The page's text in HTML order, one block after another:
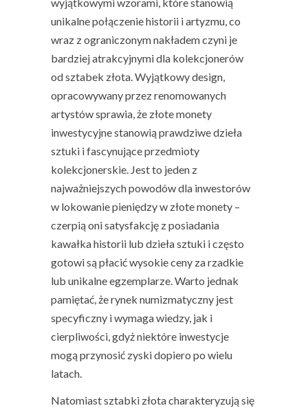
unikalne połączenie historii i artyzmu, co
wraz z ograniczonym nakładem czyni je
bardziej atrakcyjnymi dla kolekcjonerów
od sztabek złota. Wyjątkowy design,
opracowywany przez renomowanych
artystów sprawia, że złote monety
inwestycyjne stanowią prawdziwe dzieła
sztuki i fascynujące przedmioty
kolekcjonerskie. Jest to jeden z
najważniejszych powodów dla inwestorów
w lokowanie pieniędzy w złote monety –
czerpią oni satysfakcję z posiadania
kawałka historii lub dzieła sztuki i często
gotowi są płacić wysokie ceny za rzadkie
lub unikalne egzemplarze. Warto jednak
pamiętać, że rynek numizmatyczny jest
specyficzny i wymaga wiedzy, jak i
cierpliwości, gdyż niektóre inwestycje
mogą przynosić zyski dopiero po wielu
latach.
Natomiast sztabki złota charakteryzują się